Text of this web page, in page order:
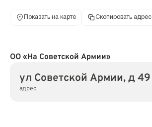
Показать на карте Скопировать адрес
ОО «На Советской Армии»
ул Советской Армии, д 49
адрес